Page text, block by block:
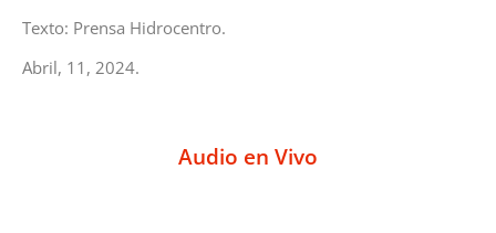
Texto: Prensa Hidrocentro.
Abril, 11, 2024.
Audio en Vivo